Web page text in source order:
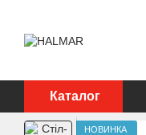
Каталог
НОВИНКА